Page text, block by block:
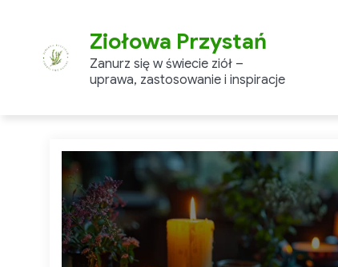
content
Ziołowa Przystań
Zanurz się w świecie ziół –
uprawa, zastosowanie i inspiracje